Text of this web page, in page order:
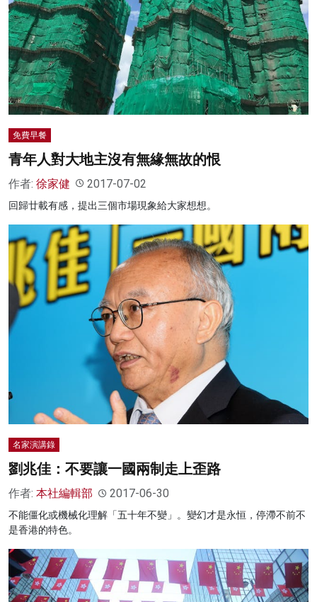
免費早餐
青年人對大地主沒有無緣無故的恨
作者: 徐家健 2017-07-02
回歸廿載有感，提出三個市場現象給大家想想。
名家演講錄
劉兆佳：不要讓一國兩制走上歪路
作者: 本社編輯部 2017-06-30
不能僵化或機械化理解「五十年不變」。變幻才是永恒，停滯不前不
是香港的特色。